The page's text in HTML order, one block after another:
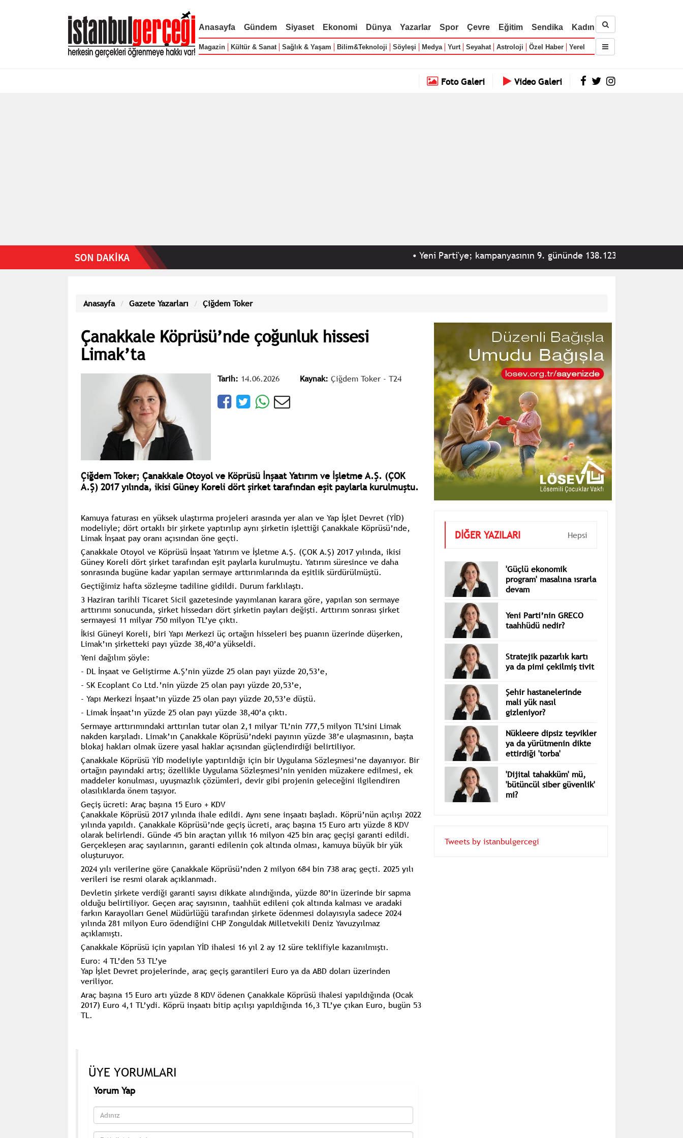
Anasayfa Gündem Siyaset Ekonomi Dünya Yazarlar Spor Çevre Eğitim Sendika Kadın
Magazin Kültür & Sanat Sağlık & Yaşam Bilim&Teknoloji Söyleşi Medya Yurt Seyahat Astroloji Özel Haber Yerel
Foto Galeri Video Galeri
Yeni Parti'ye; kampanyasının 9. gününde 138.123 vatandaş tarafından
Anasayfa Gazete Yazarları Çiğdem Toker
Çanakkale Köprüsü’nde çoğunluk hissesi
Limak’ta
Tarih: 14.06.2026 Kaynak: Çiğdem Toker - T24
Çiğdem Toker; Çanakkale Otoyol ve Köprüsü İnşaat Yatırım ve İşletme A.Ş. (ÇOK
A.Ş) 2017 yılında, ikisi Güney Koreli dört şirket tarafından eşit paylarla kurulmuştu.
Kamuya faturası en yüksek ulaştırma projeleri arasında yer alan ve Yap İşlet Devret (YİD)
modeliyle; dört ortaklı bir şirkete yaptırılıp aynı şirketin işlettiği Çanakkale Köprüsü’nde,
Limak İnşaat pay oranı açısından öne geçti.
Çanakkale Otoyol ve Köprüsü İnşaat Yatırım ve İşletme A.Ş. (ÇOK A.Ş) 2017 yılında, ikisi
Güney Koreli dört şirket tarafından eşit paylarla kurulmuştu. Yatırım süresince ve daha
sonrasında bugüne kadar yapılan sermaye arttırımlarında da eşitlik sürdürülmüştü.
Geçtiğimiz hafta sözleşme tadiline gidildi. Durum farklılaştı.
3 Haziran tarihli Ticaret Sicil gazetesinde yayımlanan karara göre, yapılan son sermaye
arttırımı sonucunda, şirket hissedarı dört şirketin payları değişti. Arttırım sonrası şirket
sermayesi 11 milyar 750 milyon TL’ye çıktı.
İkisi Güneyi Koreli, biri Yapı Merkezi üç ortağın hisseleri beş puanın üzerinde düşerken,
Limak’ın şirketteki payı yüzde 38,40’a yükseldi.
Yeni dağılım şöyle:
- DL İnşaat ve Geliştirme A.Ş’nin yüzde 25 olan payı yüzde 20,53’e,
- SK Ecoplant Co Ltd.’nin yüzde 25 olan payı yüzde 20,53’e,
- Yapı Merkezi İnşaat’ın yüzde 25 olan payı yüzde 20,53’e düştü.
- Limak İnşaat’ın yüzde 25 olan payı yüzde 38,40’a çıktı.
Sermaye arttırımındaki arttırılan tutar olan 2,1 milyar TL’nin 777,5 milyon TL’sini Limak
nakden karşıladı. Limak’ın Çanakkale Köprüsü’ndeki payının yüzde 38’e ulaşmasının, başta
blokaj hakları olmak üzere yasal haklar açısından güçlendirdiği belirtiliyor.
Çanakkale Köprüsü YİD modeliyle yaptırıldığı için bir Uygulama Sözleşmesi’ne dayanıyor. Bir
ortağın payındaki artış; özellikle Uygulama Sözleşmesi’nin yeniden müzakere edilmesi, ek
maddeler konulması, uyuşmazlık çözümleri, devir gibi projenin geleceğini ilgilendiren
olasılıklarda önem taşıyor.
Geçiş ücreti: Araç başına 15 Euro + KDV
Çanakkale Köprüsü 2017 yılında ihale edildi. Aynı sene inşaatı başladı. Köprü’nün açılışı 2022
yılında yapıldı. Çanakkale Köprüsü’nde geçiş ücreti, araç başına 15 Euro artı yüzde 8 KDV
olarak belirlendi. Günde 45 bin araçtan yıllık 16 milyon 425 bin araç geçişi garanti edildi.
Gerçekleşen araç sayılarının, garanti edilenin çok altında olması, kamuya büyük bir yük
oluşturuyor.
2024 yılı verilerine göre Çanakkale Köprüsü’nden 2 milyon 684 bin 738 araç geçti. 2025 yılı
verileri ise resmi olarak açıklanmadı.
Devletin şirkete verdiği garanti sayısı dikkate alındığında, yüzde 80’in üzerinde bir sapma
olduğu belirtiliyor. Geçen araç sayısının, taahhüt edileni çok altında kalması ve aradaki
farkın Karayolları Genel Müdürlüğü tarafından şirkete ödenmesi dolayısıyla sadece 2024
yılında 281 milyon Euro ödendiğini CHP Zonguldak Milletvekili Deniz Yavuzyılmaz
açıklamıştı.
Çanakkale Köprüsü için yapılan YİD ihalesi 16 yıl 2 ay 12 süre teklifiyle kazanılmıştı.
Euro: 4 TL’den 53 TL’ye
Yap İşlet Devret projelerinde, araç geçiş garantileri Euro ya da ABD doları üzerinden
veriliyor.
Araç başına 15 Euro artı yüzde 8 KDV ödenen Çanakkale Köprüsü ihalesi yapıldığında (Ocak
2017) Euro 4,1 TL’ydi. Köprü inşaatı bitip açılışı yapıldığında 16,3 TL’ye çıkan Euro, bugün 53
TL.
ÜYE YORUMLARI
Yorum Yap
'Güçlü ekonomik
program' masalına ısrarla
Yeni Parti’nin GRECO
Stratejik pazarlık kartı
Şehir hastanelerinde
mali yük nasıl
gizleniyor?
Nükleere dipsiz teşvikler
ya da yürütmenin dikte
ettirdiği 'torba'
'Dijital tahakküm' mü,
'bütüncül siber güvenlik'